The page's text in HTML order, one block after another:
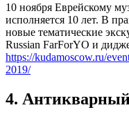
10 ноября Еврейскому
исполняется 10 лет. В
новые тематические
Russian FarForYO и
https://kudamoscow.ru/
2019/
4.